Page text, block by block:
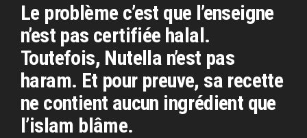
Le problème c’est que l’enseigne
n’est pas certifiée halal.
Toutefois, Nutella n’est pas
haram. Et pour preuve, sa recette
ne contient aucun ingrédient que
l’islam blâme.